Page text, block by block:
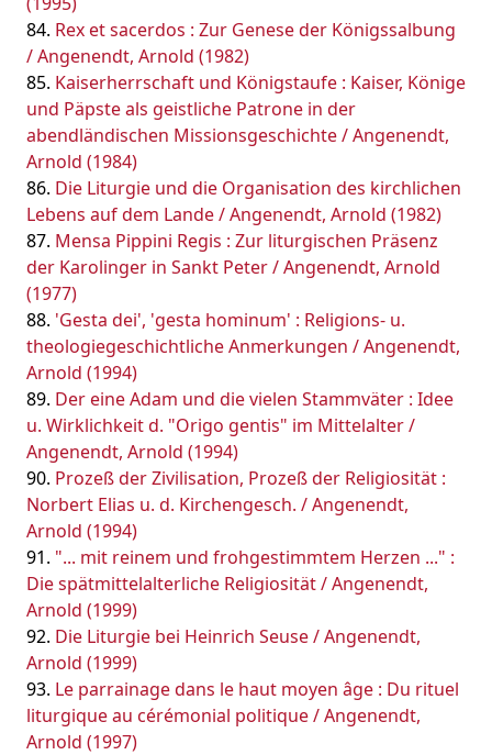
Rex et sacerdos : Zur Genese der Königssalbung
/ Angenendt, Arnold (1982)
Kaiserherrschaft und Königstaufe : Kaiser, Könige
und Päpste als geistliche Patrone in der
abendländischen Missionsgeschichte / Angenendt,
Arnold (1984)
Die Liturgie und die Organisation des kirchlichen
Lebens auf dem Lande / Angenendt, Arnold (1982)
Mensa Pippini Regis : Zur liturgischen Präsenz
der Karolinger in Sankt Peter / Angenendt, Arnold
(1977)
'Gesta dei', 'gesta hominum' : Religions- u.
theologiegeschichtliche Anmerkungen / Angenendt,
Arnold (1994)
Der eine Adam und die vielen Stammväter : Idee
u. Wirklichkeit d. "Origo gentis" im Mittelalter /
Angenendt, Arnold (1994)
Prozeß der Zivilisation, Prozeß der Religiosität :
Norbert Elias u. d. Kirchengesch. / Angenendt,
Arnold (1994)
"... mit reinem und frohgestimmtem Herzen ..." :
Die spätmittelalterliche Religiosität / Angenendt,
Arnold (1999)
Die Liturgie bei Heinrich Seuse / Angenendt,
Arnold (1999)
Le parrainage dans le haut moyen âge : Du rituel
liturgique au cérémonial politique / Angenendt,
Arnold (1997)